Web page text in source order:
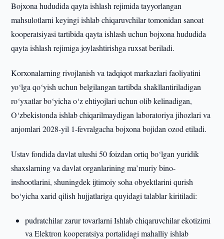
Bojxona hududida qayta ishlash rejimida tayyorlangan
mahsulotlarni keyingi ishlab chiqaruvchilar tomonidan sanoat
kooperatsiyasi tartibida qayta ishlash uchun bojxona hududida
qayta ishlash rejimiga joylashtirishga ruxsat beriladi.
Korxonalarning rivojlanish va tadqiqot markazlari faoliyatini
yo‘lga qo‘yish uchun belgilangan tartibda shakllantiriladigan
ro‘yxatlar bo‘yicha o‘z ehtiyojlari uchun olib kelinadigan,
O‘zbekistonda ishlab chiqarilmaydigan laboratoriya jihozlari va
anjomlari 2028-yil 1-fevralgacha bojxona bojidan ozod etiladi.
Ustav fondida davlat ulushi 50 foizdan ortiq bo‘lgan yuridik
shaxslarning va davlat organlarining ma’muriy bino-
inshootlarini, shuningdek ijtimoiy soha obyektlarini qurish
bo‘yicha xarid qilish hujjatlariga quyidagi talablar kiritiladi:
pudratchilar zarur tovarlarni Ishlab chiqaruvchilar ekotizimi
va Elektron kooperatsiya portalidagi mahalliy ishlab